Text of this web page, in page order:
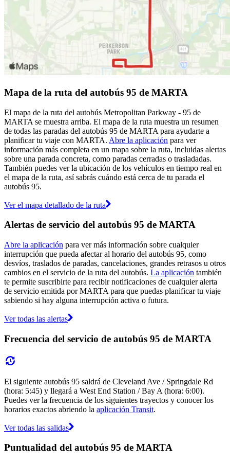
Mapa de la ruta del autobús 95 de MARTA
El mapa de la ruta del autobús Metropolitan Parkway - 95 de
MARTA se muestra arriba. El mapa de la ruta muestra un resumen
de todas las paradas del autobús 95 de MARTA para ayudarte a
planificar tu viaje con MARTA. Abre la aplicación para ver
información más completa en un mapa sobre la ruta, incluidas alertas
sobre una parada concreta, como paradas cerradas o trasladadas.
También puedes ver la ubicación de los vehículos en tiempo real en
el mapa de la ruta, así sabrás cuándo está cerca de tu parada el
autobús 95.
Ver el mapa detallado de la ruta
Alertas de servicio del autobús 95 de MARTA
Abre la aplicación para ver más información sobre cualquier
interrupción que pueda afectar al horario del autobús 95, como
desvíos, traslados de paradas, cancelaciones, grandes retrasos u otros
cambios en el servicio de la ruta del autobús. La aplicación también
te permite suscribirte para recibir notificaciones de cualquier alerta
de servicio emitida por MARTA para que puedas planificar tu viaje
sabiendo si hay alguna interrupción activa o futura.
Ver todas las alertas
Frecuencia del servicio de autobús 95 de MARTA
El siguiente autobús 95 saldrá de Cleveland Ave / Springdale Rd
(hora: 5:45) y llegará a West End Station / Bay A (hora: 6:00).
Puedes ver la frecuencia de los siguientes trayectos y conocer los
horarios exactos abriendo la aplicación Transit.
Ver todas las salidas
Puntualidad del autobús 95 de MARTA